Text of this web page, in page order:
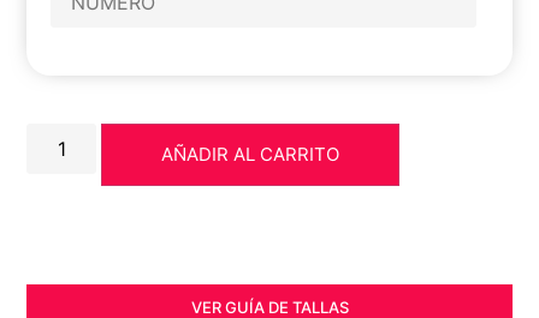
AÑADIR AL CARRITO
VER GUÍA DE TALLAS